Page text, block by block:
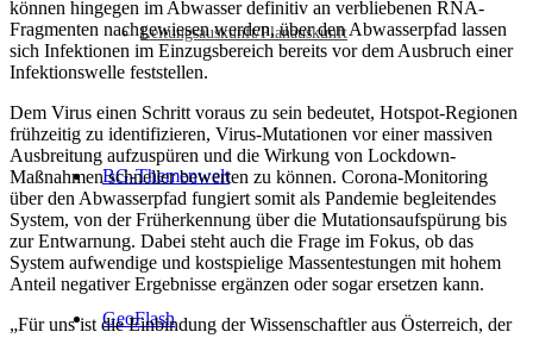
Leitungsauskunft/Planauskunft
BG-Themenwelt
GeoFlash
können hingegen im Abwasser definitiv an verbliebenen RNA-
Fragmenten nachgewiesen werden, über den Abwasserpfad lassen
sich Infektionen im Einzugsbereich bereits vor dem Ausbruch einer
Infektionswelle feststellen.
Dem Virus einen Schritt voraus zu sein bedeutet, Hotspot-Regionen
frühzeitig zu identifizieren, Virus-Mutationen vor einer massiven
Ausbreitung aufzuspüren und die Wirkung von Lockdown-
Maßnahmen schneller bewerten zu können. Corona-Monitoring
über den Abwasserpfad fungiert somit als Pandemie begleitendes
System, von der Früherkennung über die Mutationsaufspürung bis
zur Entwarnung. Dabei steht auch die Frage im Fokus, ob das
System aufwendige und kostspielige Massentestungen mit hohem
Anteil negativer Ergebnisse ergänzen oder sogar ersetzen kann.
„Für uns ist die Einbindung der Wissenschaftler aus Österreich, der